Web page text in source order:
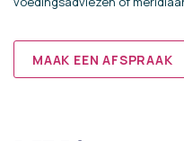
MAAK EEN AFSPRAAK